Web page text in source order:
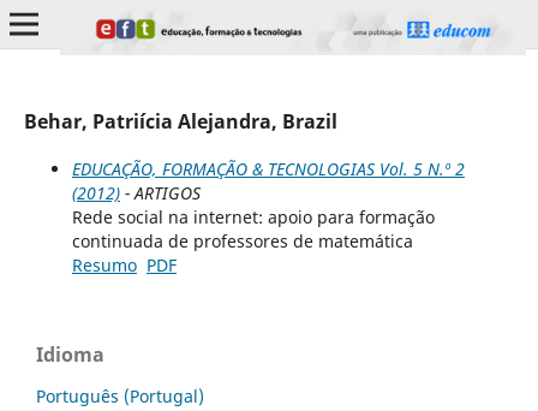
Behar, Patriícia Alejandra, Brazil
EDUCAÇÃO, FORMAÇÃO & TECNOLOGIAS Vol. 5 N.º 2
(2012)- ARTIGOS
Rede social na internet: apoio para formação
continuada de professores de matemática
Resumo PDF
Idioma
Português (Portugal)